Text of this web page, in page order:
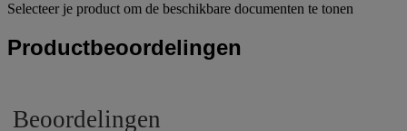
Selecteer je product om de beschikbare documenten te tonen
Productbeoordelingen